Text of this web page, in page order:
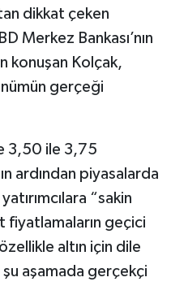
dikkat çeken
Merkez Bankası’nın
konuşan Kolçak,
gerçeği
3,50 ile 3,75
ardından piyasalarda
“sakin
fiyatlamaların geçici
altın için dile
aşamada gerçekçi